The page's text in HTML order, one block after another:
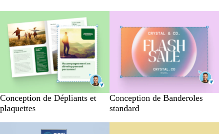
Conception de Dépliants et
plaquettes
Conception de Banderoles
standard